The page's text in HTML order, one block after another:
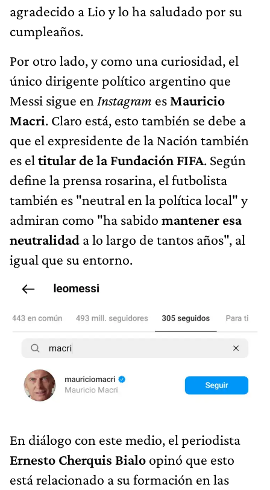
agradecido a Lio y lo ha saludado por su
cumpleaños.
Por otro lado, y como una curiosidad, el
único dirigente político argentino que
Messi sigue en Instagram es Mauricio
Macri. Claro está, esto también se debe a
que el expresidente de la Nación también
es el titular de la Fundación FIFA. Según
define la prensa rosarina, el futbolista
también es "neutral en la política local" y
admiran como "ha sabido mantener esa
neutralidad a lo largo de tantos años", al
igual que su entorno.
En diálogo con este medio, el periodista
Ernesto Cherquis Bialo opinó que esto
está relacionado a su formación en las